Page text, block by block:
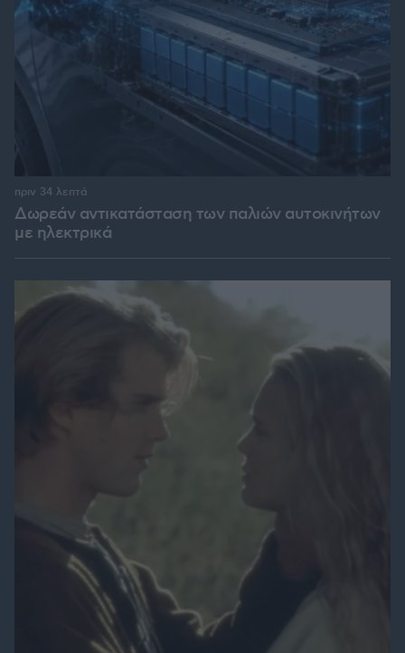
Δωρεάν αντικατάσταση των παλιών αυτοκινήτων
με ηλεκτρικά
πριν 34 λεπτά